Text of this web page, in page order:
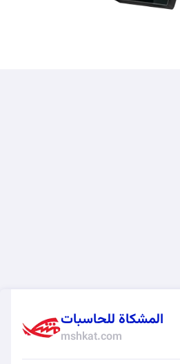
المشكاة للحاسبات
mshkat.com